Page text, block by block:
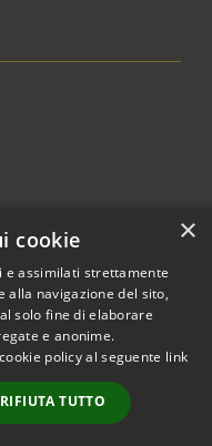
© 2026 • Comune di
di Cadore • Powered
byMunicipium
Accesso
redazione
×
cookie
e assimilati strettamente
alla navigazione del sito,
solo fine di elaborare
e anonime.
policy al seguente link
RIFIUTA TUTTO